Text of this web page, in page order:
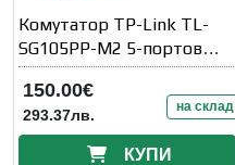
Комутатор TP-Link TL-
SG105PP-M2 5-портов
2.5G настолен с 4-порта
PoE++
150.00€
293.37лв. на склад
КУПИ